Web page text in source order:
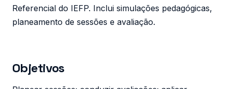
Referencial do IEFP. Inclui simulações pedagógicas,
planeamento de sessões e avaliação.
Objetivos